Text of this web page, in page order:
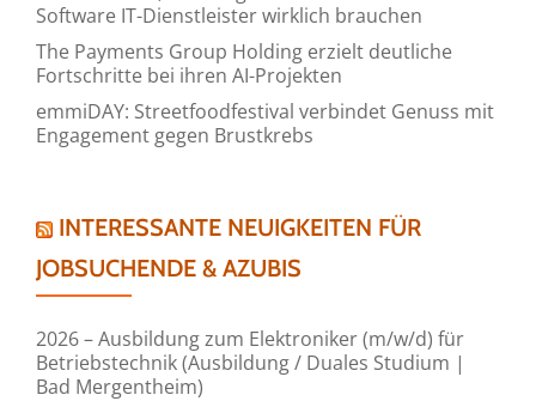
Software IT-Dienstleister wirklich brauchen
The Payments Group Holding erzielt deutliche
Fortschritte bei ihren AI-Projekten
emmiDAY: Streetfoodfestival verbindet Genuss mit
Engagement gegen Brustkrebs
INTERESSANTE NEUIGKEITEN FÜR
JOBSUCHENDE & AZUBIS
2026 – Ausbildung zum Elektroniker (m/w/d) für
Betriebstechnik (Ausbildung / Duales Studium |
Bad Mergentheim)